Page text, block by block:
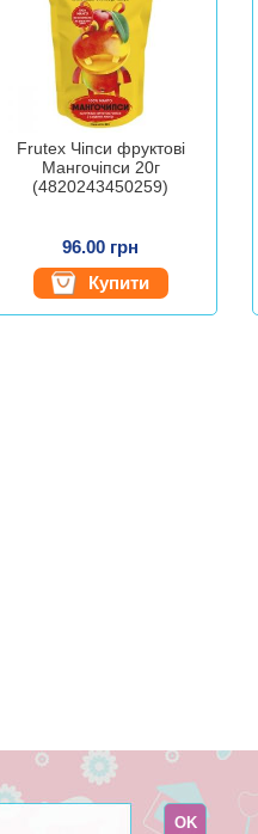
Frutex Чіпси фруктові
Мангочіпси 20г
(4820243450259)
96.00 грн
Купити